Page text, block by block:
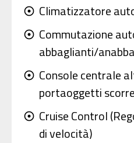
adjust Climatizzatore
adjust Commutazione
abbaglianti/
adjust Console centrale
portaoggetti
adjust Cruise Control
di velocità)